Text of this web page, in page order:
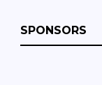
SPONSORS